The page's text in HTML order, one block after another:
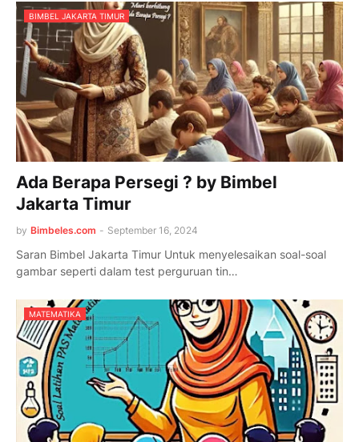
BIMBEL JAKARTA TIMUR
Ada Berapa Persegi ? by Bimbel
Jakarta Timur
by Bimbeles.com - September 16, 2024
Saran Bimbel Jakarta Timur Untuk menyelesaikan soal-soal
gambar seperti dalam test perguruan tin…
MATEMATIKA